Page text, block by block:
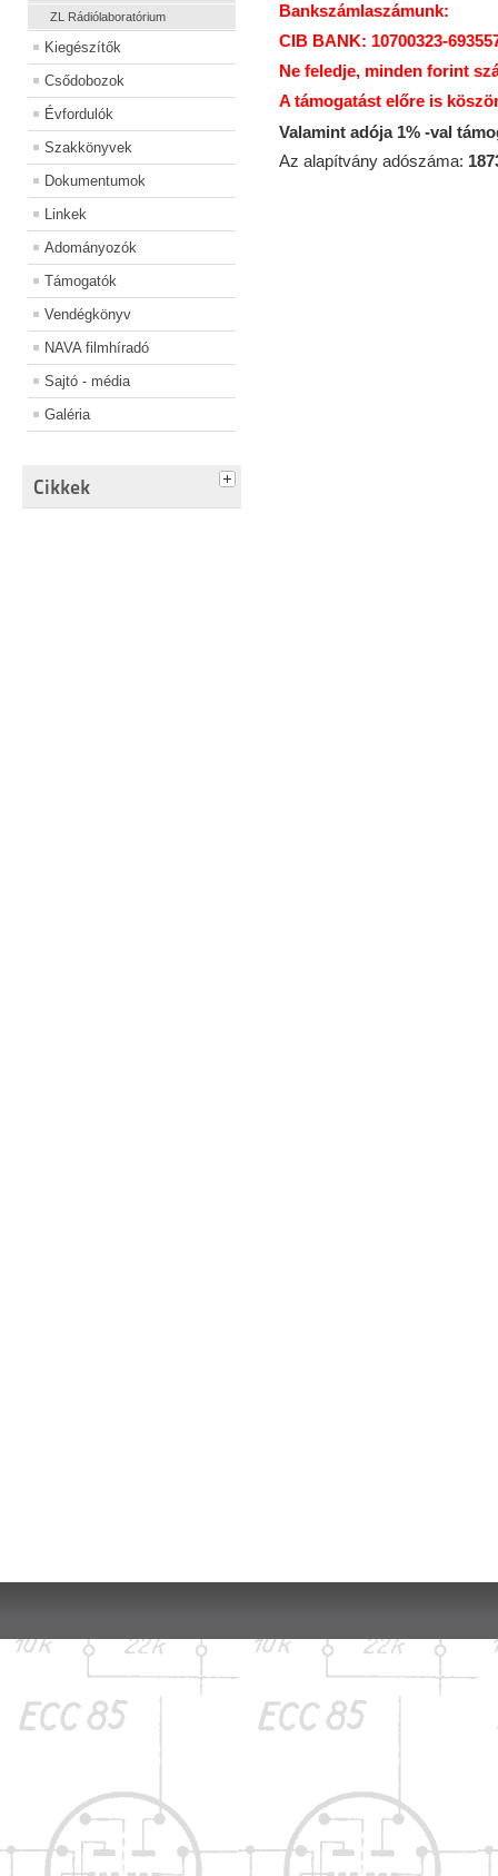
ZL Rádiólaboratórium
Kiegészítők
Csődobozok
Évfordulók
Szakkönyvek
Dokumentumok
Linkek
Adományozók
Támogatók
Vendégkönyv
NAVA filmhíradó
Sajtó - média
Galéria
Cikkek
Bankszámlaszámunk:
CIB BANK: 10700323-
Ne feledje, minden forint
A támogatást előre is
Valamint adója 1% -val
Az alapítvány adószáma: